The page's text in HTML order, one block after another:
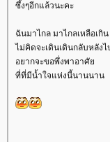
ซึ้งๆอีกแล้วนะคะ
ฉันมาไกล มาไกลเหลือเกิน
ไม่คิดจะเดินเดินกลับหลังไ
อยากจะขอพึ่งพาอาศั
ที่ที่มีน้ำใจแห่งนี้นานนาน